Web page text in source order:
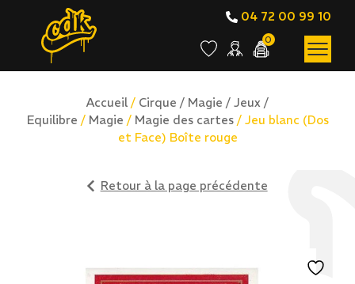
04 72 00 99 10
0
Accueil / Cirque / Magie / Jeux /
Equilibre / Magie / Magie des cartes/ Jeu blanc (Dos
et Face) Boîte rouge
Retour à la page précédente